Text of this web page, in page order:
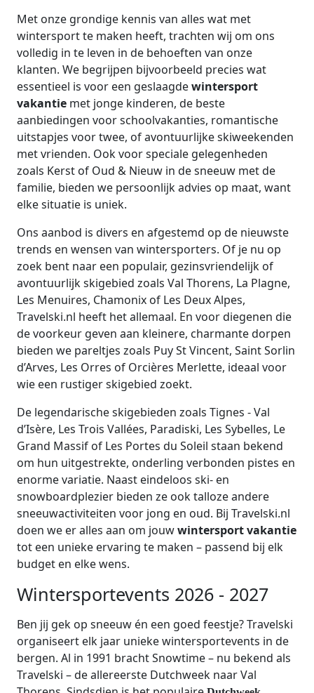
Met onze grondige kennis van alles wat met
wintersport te maken heeft, trachten wij om ons
volledig in te leven in de behoeften van onze
klanten. We begrijpen bijvoorbeeld precies wat
essentieel is voor een geslaagdewintersport
vakantie met jonge kinderen, de beste
aanbiedingen voor schoolvakanties, romantische
uitstapjes voor twee, of avontuurlijke skiweekenden
met vrienden. Ook voor speciale gelegenheden
zoals Kerst of Oud & Nieuw in de sneeuw met de
familie, bieden we persoonlijk advies op maat, want
elke situatie is uniek.
Ons aanbod is divers en afgestemd op de nieuwste
trends en wensen van wintersporters. Of je nu op
zoek bent naar een populair, gezinsvriendelijk of
avontuurlijk skigebied zoals Val Thorens, La Plagne,
Les Menuires, Chamonix of Les Deux Alpes,
Travelski.nl heeft het allemaal. En voor diegenen die
de voorkeur geven aan kleinere, charmante dorpen
bieden we pareltjes zoals Puy St Vincent, Saint Sorlin
d’Arves, Les Orres of Orcières Merlette, ideaal voor
wie een rustiger skigebied zoekt.
De legendarische skigebieden zoals Tignes - Val
d’Isère, Les Trois Vallées, Paradiski, Les Sybelles, Le
Grand Massif of Les Portes du Soleil staan bekend
om hun uitgestrekte, onderling verbonden pistes en
enorme variatie. Naast eindeloos ski- en
snowboardplezier bieden ze ook talloze andere
sneeuwactiviteiten voor jong en oud. Bij Travelski.nl
doen we er alles aan om jouwwintersport vakantie
tot een unieke ervaring te maken – passend bij elk
budget en elke wens.
Wintersportevents 2026 - 2027
Ben jij gek op sneeuw én een goed feestje? Travelski
organiseert elk jaar unieke wintersportevents in de
bergen. Al in 1991 bracht Snowtime – nu bekend als
Travelski – de allereerste Dutchweek naar Val